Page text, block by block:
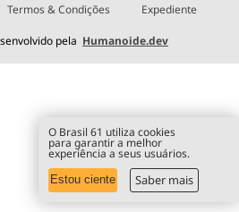
Termos & Condições Expediente
pela Humanoide.dev
O Brasil 61 utiliza cookies
para garantir a melhor
experiência a seus usuários.
Estou ciente Saber mais